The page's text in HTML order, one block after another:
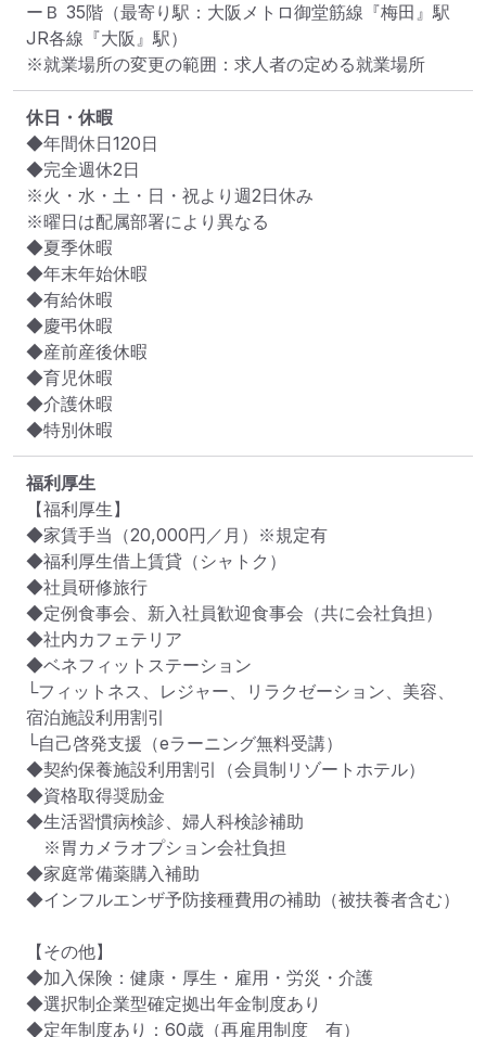
ーＢ 35階 （最寄り駅：大阪メトロ御堂筋線『梅田』駅
JR各線『大阪』駅）
※就業場所の変更の範囲：求人者の定める就業場所
休日・休暇
◆年間休日120日
◆完全週休2日
※火・水・土・日・祝より週2日休み
※曜日は配属部署により異なる
◆夏季休暇
◆年末年始休暇
◆有給休暇
◆慶弔休暇
◆産前産後休暇
◆育児休暇
◆介護休暇
福利厚生
【福利厚生】
◆家賃手当（20,000円／月）※規定有
◆福利厚生借上賃貸（シャトク）
◆社員研修旅行
◆定例食事会、新入社員歓迎食事会（共に会社負担）
◆社内カフェテリア
◆ベネフィットステーション
└フィットネス、レジャー、リラクゼーション、美容、
宿泊施設利用割引
└自己啓発支援（eラーニング無料受講）
◆契約保養施設利用割引（会員制リゾートホテル）
◆資格取得奨励金
◆生活習慣病検診、婦人科検診補助
※胃カメラオプション会社負担
◆家庭常備薬購入補助
◆インフルエンザ予防接種費用の補助（被扶養者含む）
【その他】
◆加入保険：健康・厚生・雇用・労災・介護
◆選択制企業型確定拠出年金制度あり
◆定年制度あり：60歳（再雇用制度　有）